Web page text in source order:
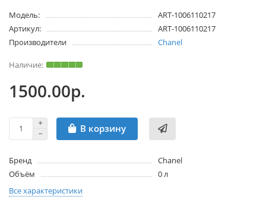
Модель:
ART-1006110217
Артикул:
ART-1006110217
Производители
Chanel
1500.00р.
В корзину
Бренд
Chanel
Объём
0 л
Все характеристики